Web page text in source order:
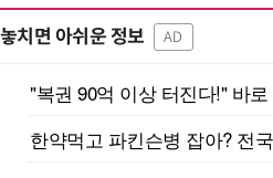
놓치면 아쉬운 정보 AD